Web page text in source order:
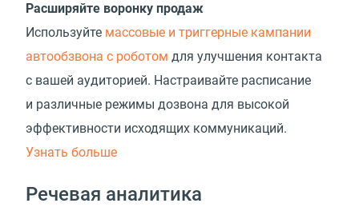
Расширяйте воронку продаж
Используйте массовые и триггерные кампании
автообзвона с роботом для улучшения контакта
с вашей аудиторией. Настраивайте расписание
и различные режимы дозвона для высокой
эффективности исходящих коммуникаций.
Узнать больше
Речевая аналитика